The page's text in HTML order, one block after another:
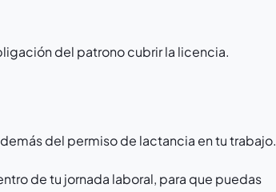
del patrono cubrir la licencia.
del permiso de lactancia en tu trabajo.
de tu jornada laboral, para que puedas